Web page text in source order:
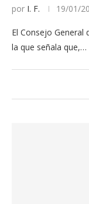
por I. F. 19/01/
El Consejo General
la que señala que,…